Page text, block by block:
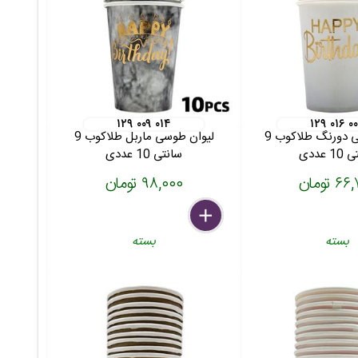
۰۱۶ ۰۰۲
لیوان طوسی دورنگ طلاکوب 9
بسته
۱۲۹ ۰۰۹ ۰۱۴
لیوان طوسی ماربل طلاکوب 9
سانتی 10 عددی
۹۸,۰۰۰ تومان
delete
remove
add
بسته